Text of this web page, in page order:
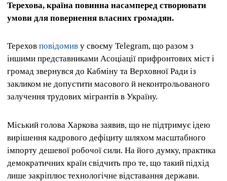
Терехова, країна повинна насамперед створювати
умови для повернення власних громадян.
Терехов повідомив у своєму Telegram, що разом з
іншими представниками Асоціації прифронтових міст і
громад звернувся до Кабміну та Верховної Ради із
закликом не допустити масового й неконтрольованого
залучення трудових мігрантів в Україну.
Міський голова Харкова заявив, що не підтримує ідею
вирішення кадрового дефіциту шляхом масштабного
імпорту дешевої робочої сили. На його думку, практика
демократичних країн свідчить про те, що такий підхід
лише закріплює технологічне відставання держави.